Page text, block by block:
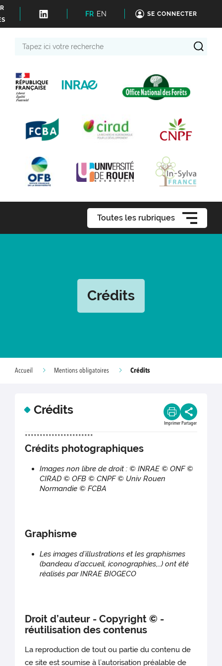
FR EN SE CONNECTER
Toutes les rubriques
Crédits
Accueil Mentions obligatoires Crédits
Crédits
Imprimer Partager
***********************
Crédits photographiques
Images non libre de droit : © INRAE © ONF ©
CIRAD © OFB © CNPF © Univ Rouen
Normandie © FCBA
Graphisme
Les images d’illustrations et les graphismes
(bandeau d’accueil, iconographies,…) ont été
réalisés par INRAE BIOGECO
Droit d’auteur - Copyright © -
réutilisation des contenus
La reproduction de tout ou partie du contenu de
ce site est soumise à l’autorisation préalable de